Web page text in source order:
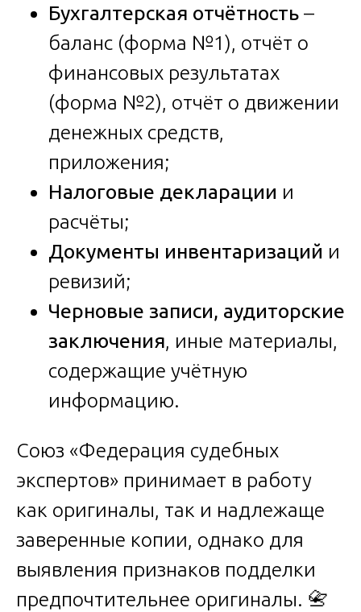
Бухгалтерская отчётность –
баланс (форма №1), отчёт о
финансовых результатах
(форма №2), отчёт о движении
денежных средств,
приложения;
Налоговые декларации и
расчёты;
Документы инвентаризаций и
ревизий;
Черновые записи, аудиторские
заключения, иные материалы,
содержащие учётную
информацию.
Союз «Федерация судебных
экспертов» принимает в работу
как оригиналы, так и надлежаще
заверенные копии, однако для
выявления признаков подделки
предпочтительнее оригиналы. 📇